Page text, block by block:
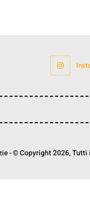
- © Copyright 2026,